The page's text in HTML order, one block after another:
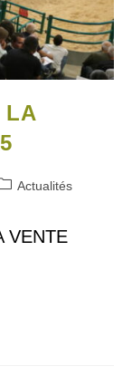
LA
Actualités
VENTE